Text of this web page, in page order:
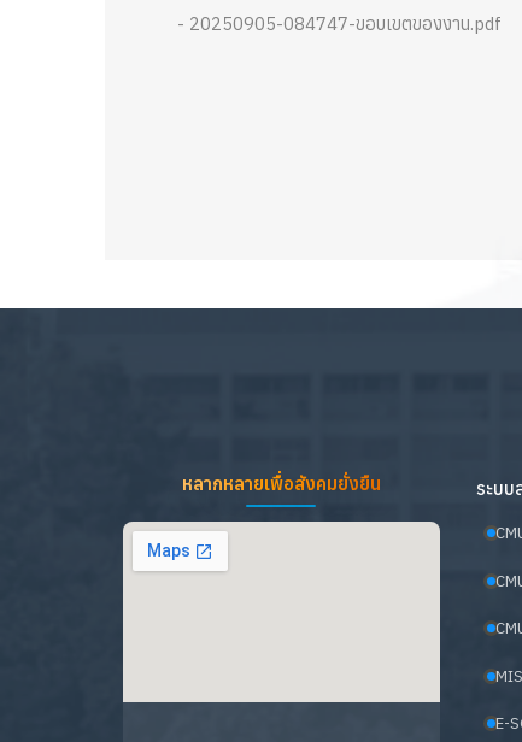
- 20250905-084747-ขอบเขตของงาน.pdf
หลากหลายเพื่อสังคมยั่งยืน ระบบ
E-